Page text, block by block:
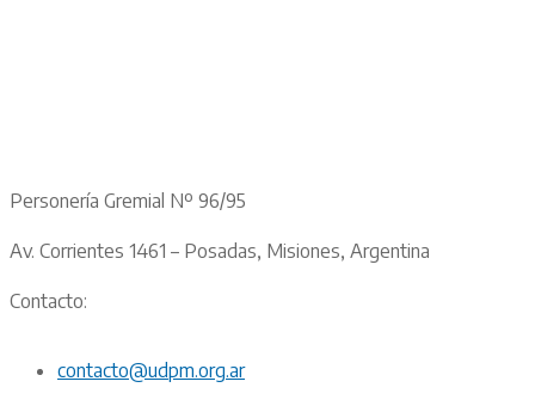
Personería Gremial Nº 96/95
Av. Corrientes 1461 – Posadas, Misiones, Argentina
Contacto:
contacto@udpm.org.ar